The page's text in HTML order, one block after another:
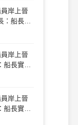
岸上晉
船長實
岸上晉
長實務
岸上晉
長實務